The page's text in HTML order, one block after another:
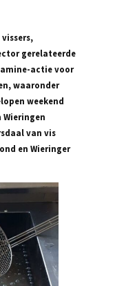
gerelateerde
actie voor
waaronder
weekend
Wieringen
van vis
en Wieringer